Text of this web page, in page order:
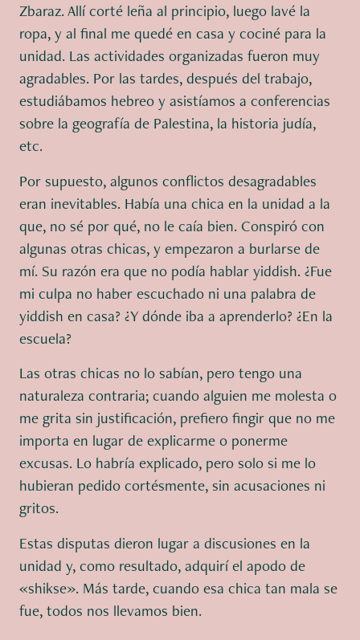
Zbaraz. Allí corté leña al principio, luego lavé la
ropa, y al final me quedé en casa y cociné para la
unidad. Las actividades organizadas fueron muy
agradables. Por las tardes, después del trabajo,
estudiábamos hebreo y asistíamos a conferencias
sobre la geografía de Palestina, la historia judía,
etc.
Por supuesto, algunos conflictos desagradables
eran inevitables. Había una chica en la unidad a la
que, no sé por qué, no le caía bien. Conspiró con
algunas otras chicas, y empezaron a burlarse de
mí. Su razón era que no podía hablar yiddish. ¿Fue
mi culpa no haber escuchado ni una palabra de
yiddish en casa? ¿Y dónde iba a aprenderlo? ¿En la
escuela?
Las otras chicas no lo sabían, pero tengo una
naturaleza contraria; cuando alguien me molesta o
me grita sin justificación, prefiero fingir que no me
importa en lugar de explicarme o ponerme
excusas. Lo habría explicado, pero solo si me lo
hubieran pedido cortésmente, sin acusaciones ni
gritos.
Estas disputas dieron lugar a discusiones en la
unidad y, como resultado, adquirí el apodo de
«shikse». Más tarde, cuando esa chica tan mala se
fue, todos nos llevamos bien.